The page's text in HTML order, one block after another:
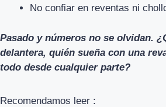
No confiar en reventas ni
Pasado y números no se olvidan.
delantera, quién sueña con una
todo desde cualquier parte?
Recomendamos leer :